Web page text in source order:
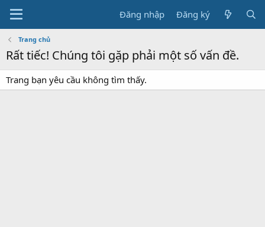
Đăng nhập Đăng ký
Trang chủ
Rất tiếc! Chúng tôi gặp phải một số vấn đề.
Trang bạn yêu cầu không tìm thấy.